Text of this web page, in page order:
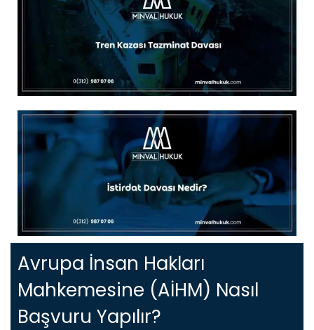
Avrupa İnsan Hakları
Mahkemesine (AİHM) Nasıl
Başvuru Yapılır?